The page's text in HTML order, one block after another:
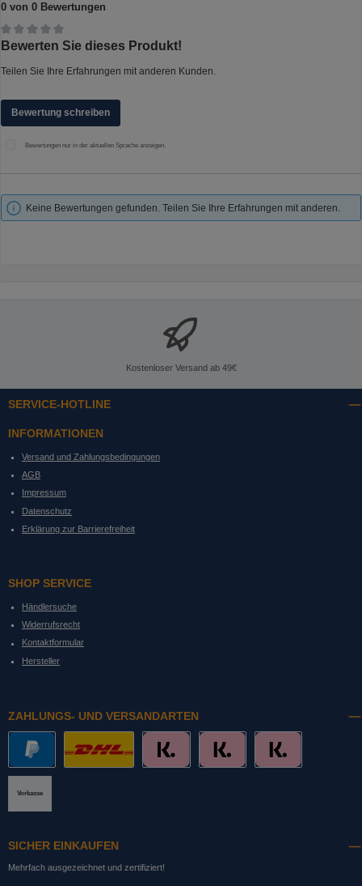
0 von 0 Bewertungen
Durchschnittliche Bewertung von 0 von 5 Sternen
Bewerten Sie dieses Produkt!
Teilen Sie Ihre Erfahrungen mit anderen Kunden.
Bewertung schreiben
Bewertungen nur in der aktuellen Sprache anzeigen.
Keine Bewertungen gefunden. Teilen Sie Ihre Erfahrungen mit anderen.
Kostenloser Versand ab 49€
SERVICE-HOTLINE
INFORMATIONEN
Versand und Zahlungsbedingungen
AGB
Impressum
Datenschutz
Erklärung zur Barrierefreiheit
SHOP SERVICE
Händlersuche
Widerrufsrecht
Kontaktformular
Hersteller
ZAHLUNGS- UND VERSANDARTEN
Vorkasse
SICHER EINKAUFEN
Mehrfach ausgezeichnet und zertifiziert!